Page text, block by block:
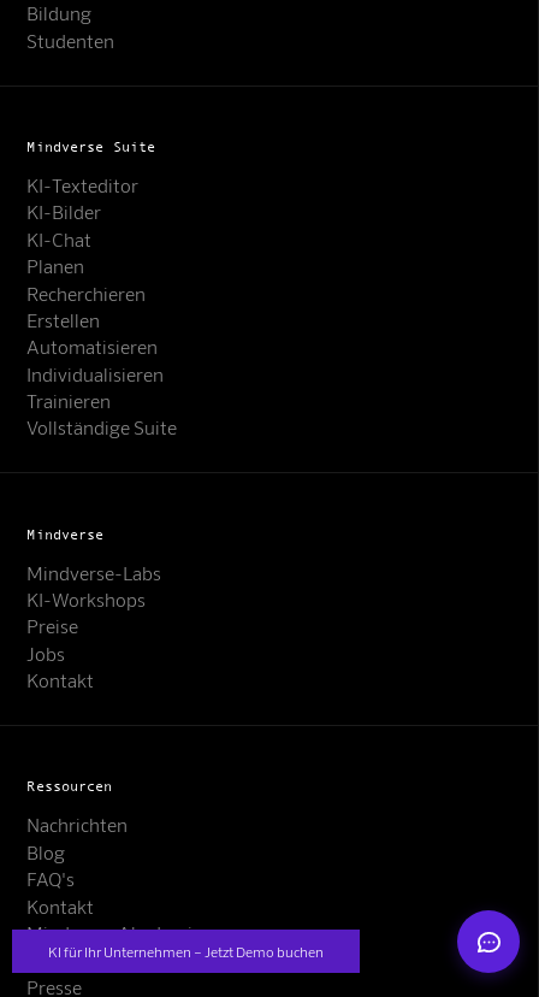
KI für Ihr Unternehmen – Jetzt Demo buchen
Bildung
Studenten
Mindverse Suite
KI-Texteditor
KI-Bilder
KI-Chat
Planen
Recherchieren
Erstellen
Automatisieren
Individualisieren
Trainieren
Vollständige Suite
Mindverse
Mindverse-Labs
KI-Workshops
Preise
Jobs
Kontakt
Ressourcen
Nachrichten
Blog
FAQ's
Kontakt
Mindverse Akademie
Engines
Presse